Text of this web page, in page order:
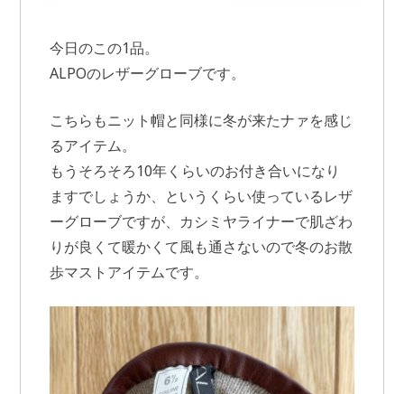
今日のこの1品。
ALPOのレザーグローブです。
こちらもニット帽と同様に冬が来たナァを感じ
るアイテム。
もうそろそろ10年くらいのお付き合いになり
ますでしょうか、というくらい使っているレザ
ーグローブですが、カシミヤライナーで肌ざわ
りが良くて暖かくて風も通さないので冬のお散
歩マストアイテムです。